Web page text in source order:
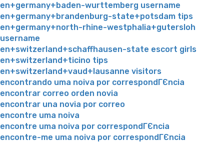
en+germany+baden-wurttemberg username
en+germany+brandenburg-state+potsdam tips
en+germany+north-rhine-westphalia+gutersloh
username
en+switzerland+schaffhausen-state escort girls
en+switzerland+ticino tips
en+switzerland+vaud+lausanne visitors
encontrando uma noiva por correspondГЄncia
encontrar correo orden novia
encontrar una novia por correo
encontre uma noiva
encontre uma noiva por correspondГЄncia
encontre-me uma noiva por correspondГЄncia